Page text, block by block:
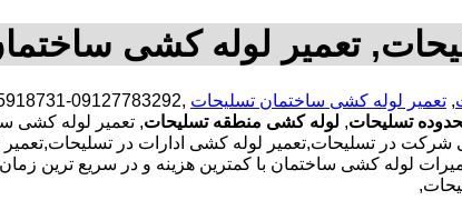
تعمیر لوله کشی
, تعمیر لوله کشی ساختمان تسلیحات
تسلیحات, لوله کشی منطقه تسلیحات, تعمیر لوله کشی
در تسلیحات,تعمیر لوله کشی ادارات در
لوله کشی ساختمان با کمترین هزینه و در سریع ترین